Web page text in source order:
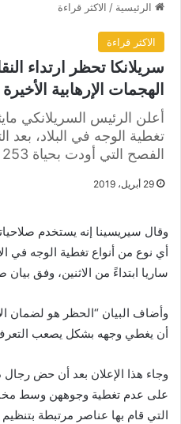
الرئيسية / الاكثر قراءة
الاكثر قراءة
سريلانكا تحظر ارتداء
الهجمات الإرهابية الأخيرة
أعلن الرئيس السريلانكي
تغطية الوجه في البلاد،
الفصح التي أودت بحياة 253 شخصا.
29 أبريل، 2019
وقال سيريسينا إنه يستخدم
أي نوع من أنواع تغطية الوجه في
ساريا ابتداءً من الاثنين، وفق
وأضاف البيان “الحظر هو لضمان
أن يغطي وجهه بشكل يصعب
وجاء هذا الإعلان بعد أن حض
على عدم تغطية وجوههن وسط
التي قام بها عناصر مرتبطة